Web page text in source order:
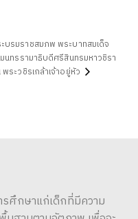
บรมราชสมภพ พระบาทสมเด็จ
นทรรามาธิบดีศรีสินทรมหาวชิรา
ระวชิรเกล้าเจ้าอยู่หัว
ศึกษาแก่เด็กที่มีความ